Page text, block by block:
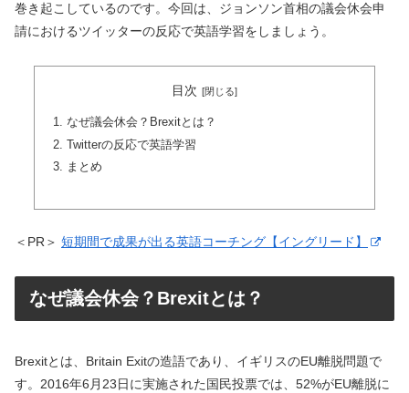
巻き起こしているのです。今回は、ジョンソン首相の議会休会申
請におけるツイッターの反応で英語学習をしましょう。
目次
なぜ議会休会？Brexitとは？
Twitterの反応で英語学習
まとめ
＜PR＞ 短期間で成果が出る英語コーチング【イングリード】
なぜ議会休会？Brexitとは？
Brexitとは、Britain Exitの造語であり、イギリスのEU離脱問題で
す。2016年6月23日に実施された国民投票では、52%がEU離脱に